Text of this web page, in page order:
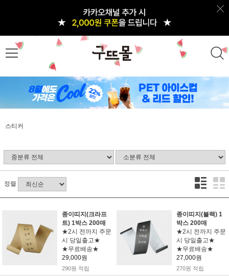
스티커
정렬
종이띠지(크라프
트) 1박스 200매
★2시 전까지 주문
시 당일출고★
★무료배송★
29,000원
290원 적립
종이띠지(블랙) 1
박스 200매
★2시 전까지 주문
시 당일출고★
★무료배송★
27,000원
270원 적립